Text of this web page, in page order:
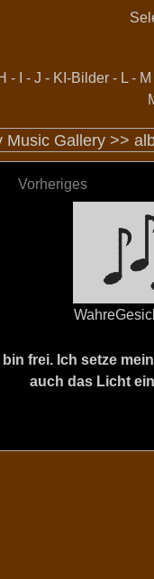
- - J - KI-Bilder - L - M
Music Gallery >>
Vorheriges
bin frei. Ich setze
auch das Licht